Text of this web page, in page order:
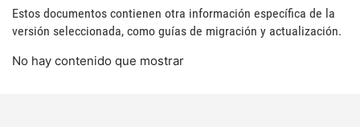
Estos documentos contienen otra información específica de la
versión seleccionada, como guías de migración y actualización.
No hay contenido que mostrar